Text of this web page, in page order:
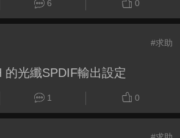
6 0
#求助
的光纖SPDIF輸出設定
1 0